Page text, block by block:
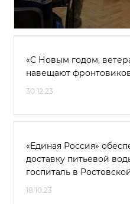
«С Новым годом,
навещают
30.12.23
«Единая Россия»
доставку питьевой
госпиталь в
18.10.23